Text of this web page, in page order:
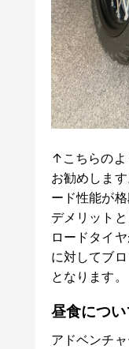
↑こちらのよ
お勧めしま
ード性能が格
デメリット
ロードタイ
に対してブ
となります。
昼食につ
アドベンチ